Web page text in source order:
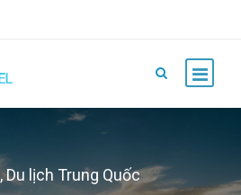
,Du lịch Trung Quốc